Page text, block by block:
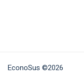
EconoSus ©2026